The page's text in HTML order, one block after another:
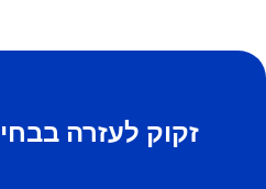
זקוק לעזרה